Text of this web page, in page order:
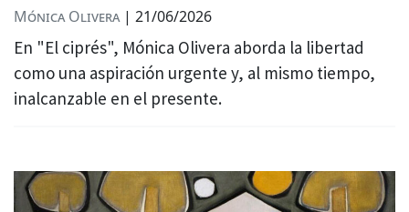
Mónica Olivera | 21/06/2026
En "El ciprés", Mónica Olivera aborda la libertad
como una aspiración urgente y, al mismo tiempo,
inalcanzable en el presente.